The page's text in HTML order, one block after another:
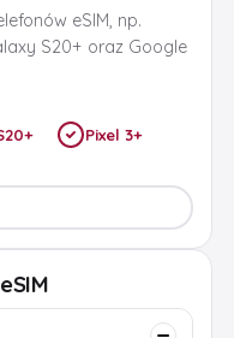
eSIM, np.
S20+ oraz Google
Pixel 3+